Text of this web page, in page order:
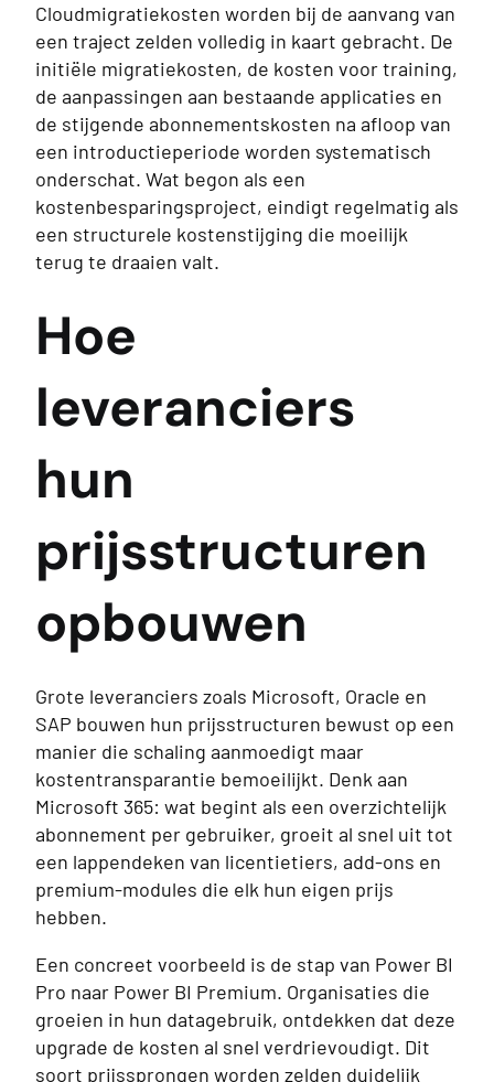
Cloudmigratiekosten worden bij de aanvang van
een traject zelden volledig in kaart gebracht. De
initiële migratiekosten, de kosten voor training,
de aanpassingen aan bestaande applicaties en
de stijgende abonnementskosten na afloop van
een introductieperiode worden systematisch
onderschat. Wat begon als een
kostenbesparingsproject, eindigt regelmatig als
een structurele kostenstijging die moeilijk
terug te draaien valt.
Hoe
leveranciers
hun
prijsstructuren
opbouwen
Grote leveranciers zoals Microsoft, Oracle en
SAP bouwen hun prijsstructuren bewust op een
manier die schaling aanmoedigt maar
kostentransparantie bemoeilijkt. Denk aan
Microsoft 365: wat begint als een overzichtelijk
abonnement per gebruiker, groeit al snel uit tot
een lappendeken van licentietiers, add-ons en
premium-modules die elk hun eigen prijs
hebben.
Een concreet voorbeeld is de stap van Power BI
Pro naar Power BI Premium. Organisaties die
groeien in hun datagebruik, ontdekken dat deze
upgrade de kosten al snel verdrievoudigt. Dit
soort prijssprongen worden zelden duidelijk